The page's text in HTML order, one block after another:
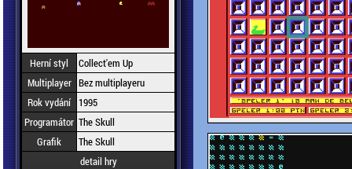
Herní styl
Collect'em Up
Multiplayer Bez multiplayeru
Rok vydání
1995
Programátor The Skull
Grafik
The Skull
detail hry